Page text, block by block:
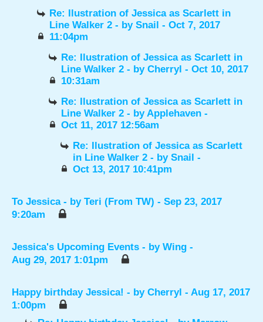
Re: Ilustration of Jessica as Scarlett in
Line Walker 2 - bySnail - Oct 7, 2017
11:04pm
Re: Ilustration of Jessica as Scarlett in
Line Walker 2 - byCherryl - Oct 10, 2017
10:31am
Re: Ilustration of Jessica as Scarlett in
Line Walker 2 - byApplehaven -
Oct 11, 2017 12:56am
Re: Ilustration of Jessica as Scarlett
in Line Walker 2 - bySnail -
Oct 13, 2017 10:41pm
To Jessica - by Teri (From TW) - Sep 23, 2017
9:20am
Jessica's Upcoming Events - by Wing -
Aug 29, 2017 1:01pm
Happy birthday Jessica! - by Cherryl - Aug 17, 2017
1:00pm